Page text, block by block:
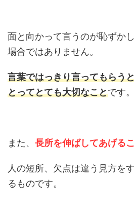
面と向かって言うのが恥ずか
場合ではありません。
言葉ではっきり言ってもらう
とってとても大切なことです。
また、 長所を伸ばしてあげる
人の短所、欠点は違う見方を
るものです。